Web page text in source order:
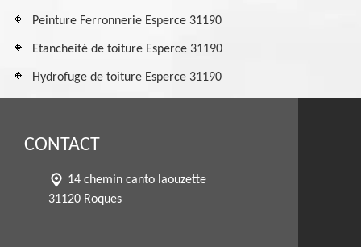
Peinture Ferronnerie Esperce 31190
Etancheité de toiture Esperce 31190
Hydrofuge de toiture Esperce 31190
CONTACT
14 chemin canto laouzette
31120 Roques